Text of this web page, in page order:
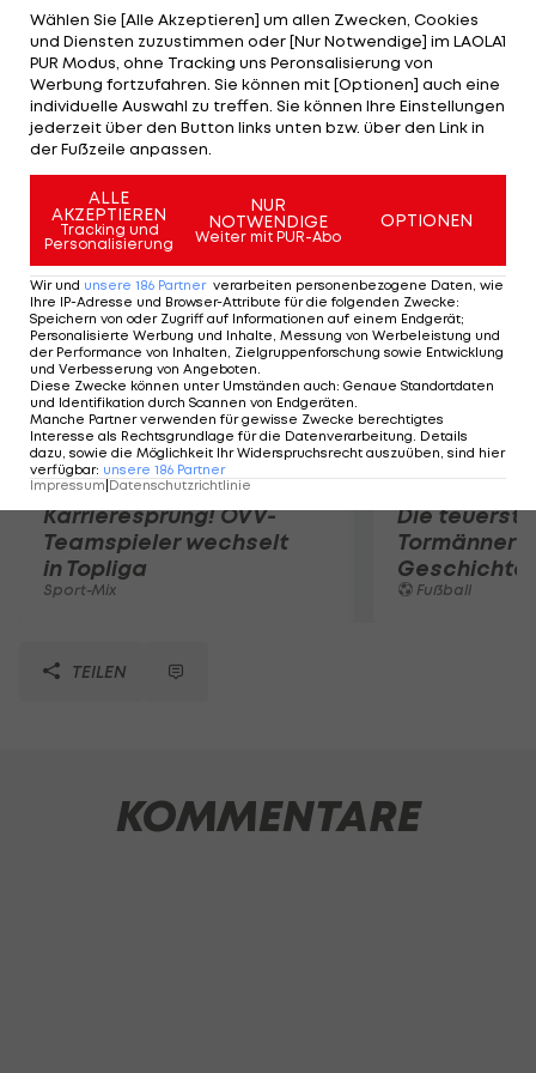
Tschechin auf 3:4. Zuvor konnte sich im
Parallelspiel Garbine Muguruza (ESP) gegen Lucie
Safarova (CZE) 6:3, 7:6(4) durchsetzen. Am Dienstag
geht es in der Roten Gruppe mit Radwanska -
Pennetta und Halep - Sharapova weiter. LAOLA1.tv
überträgt LIVE ab 8 Uhr.
Mehr zum Thema
Karrieresprung! ÖVV-
Teamspieler wechselt
in Topliga
Sport-Mix
Die
Tormänner
Geschichte
Fußball
TEILEN
KOMMENTARE
Wählen Sie [Alle Akzeptieren] um allen Zwecken, Cookies
und Diensten zuzustimmen oder [Nur Notwendige] im LAOLA1
PUR Modus, ohne Tracking uns Peronsalisierung von
Werbung fortzufahren. Sie können mit [Optionen] auch eine
individuelle Auswahl zu treffen. Sie können Ihre Einstellungen
jederzeit über den Button links unten bzw. über den Link in
der Fußzeile anpassen.
ALLE
AKZEPTIEREN
Tracking und
Personalisierung
NUR
NOTWENDIGE
Weiter mit PUR-Abo
OPTIONEN
Wir und unsere 186 Partner verarbeiten personenbezogene Daten, wie
Ihre IP-Adresse und Browser-Attribute für die folgenden Zwecke:
Speichern von oder Zugriff auf Informationen auf einem Endgerät;
Personalisierte Werbung und Inhalte, Messung von Werbeleistung und
der Performance von Inhalten, Zielgruppenforschung sowie Entwicklung
und Verbesserung von Angeboten.
Diese Zwecke können unter Umständen auch: Genaue Standortdaten
und Identifikation durch Scannen von Endgeräten.
Manche Partner verwenden für gewisse Zwecke berechtigtes
Interesse als Rechtsgrundlage für die Datenverarbeitung. Details
dazu, sowie die Möglichkeit Ihr Widerspruchsrecht auszuüben, sind hier
verfügbar: unsere 186 Partner
Impressum Datenschutzrichtlinie